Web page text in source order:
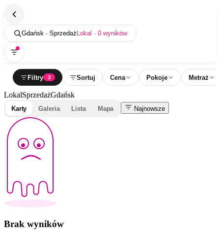
Gdańsk · Sprzedaż Lokal · 0 wyników
Filtry 3 Sortuj Cena Pokoje Metraż
LokalSprzedażGdańsk
Karty Galeria Lista Mapa Najnowsze
Brak wyników